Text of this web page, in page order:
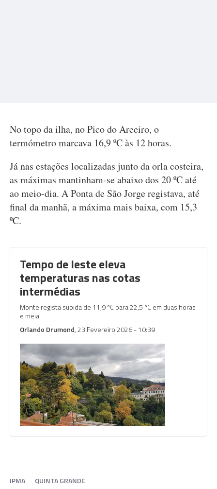
No topo da ilha, no Pico do Areeiro, o
termómetro marcava 16,9 ºC às 12 horas.
Já nas estações localizadas junto da orla costeira,
as máximas mantinham-se abaixo dos 20 ºC até
ao meio-dia. A Ponta de São Jorge registava, até
final da manhã, a máxima mais baixa, com 15,3
ºC.
Tempo de leste eleva
temperaturas nas cotas
intermédias
Monte regista subida de 11,9 ºC para 22,5 ºC em duas horas
e meia
Orlando Drumond, 23 Fevereiro 2026 - 10:39
IPMA
QUINTA GRANDE